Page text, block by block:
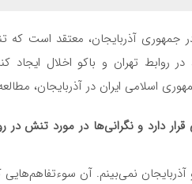
آذربایجان، معتقد است که
تهران و باکو اخلال ایجاد
اسلامی ایران در آذربایجان،
دارد و نگرانی‌ها در مورد تنش در
نمی‌بینم. آن